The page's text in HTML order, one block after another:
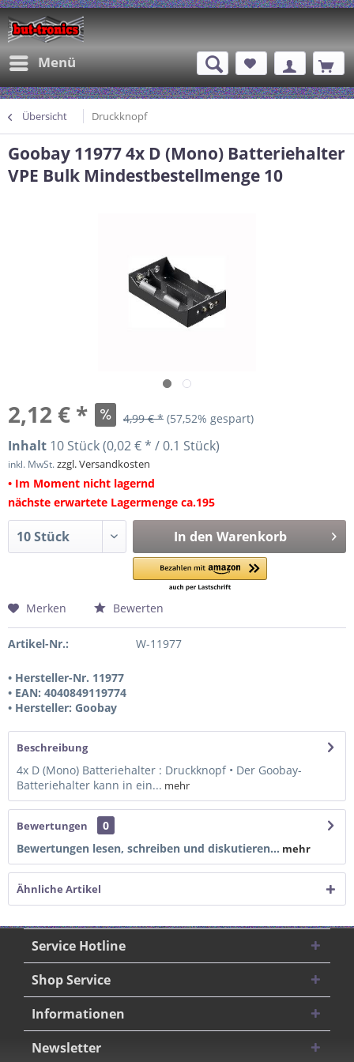
Menü
Übersicht Druckknopf
Goobay 11977 4x D (Mono) Batteriehalter
VPE Bulk Mindestbestellmenge 10
2,12 € * 4,99 € * (57,52% gespart)
Inhalt 10 Stück (0,02 € * / 0.1 Stück)
inkl. MwSt.zzgl. Versandkosten
• Im Moment nicht lagernd
nächste erwartete Lagermenge ca.195
In den Warenkorb
Merken Bewerten
Artikel-Nr.: W-11977
• Hersteller-Nr. 11977
• EAN: 4040849119774
• Hersteller: Goobay
Beschreibung
4x D (Mono) Batteriehalter : Druckknopf • Der Goobay-
Batteriehalter kann in ein... mehr
Bewertungen
0
Bewertungen lesen, schreiben und diskutieren... mehr
Ähnliche Artikel
Service Hotline
Shop Service
Informationen
Newsletter